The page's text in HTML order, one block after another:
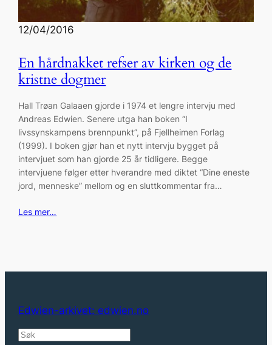
12/04/2016
En hårdnakket refser av kirken og de
kristne dogmer
Hall Trøan Galaaen gjorde i 1974 et lengre intervju med
Andreas Edwien. Senere utga han boken “I
livssynskampens brennpunkt”, på Fjellheimen Forlag
(1999). I boken gjør han et nytt intervju bygget på
intervjuet som han gjorde 25 år tidligere. Begge
intervjuene følger etter hverandre med diktet “Dine eneste
jord, menneske” mellom og en sluttkommentar fra…
Les mer…
Edwien-arkivet: edwien.no
S